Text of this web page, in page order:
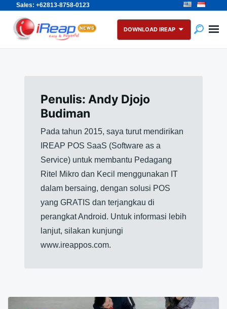
Sales: +62813-8758-0123
Skip
content
Search
for:
DOWNLOAD IREAP
Penulis: Andy Djojo
Budiman
Pada tahun 2015, saya turut mendirikan
IREAP POS SaaS (Software as a
Service) untuk membantu Pedagang
Ritel Mikro dan Kecil menggunakan IT
dalam bersaing, dengan solusi POS
yang GRATIS dan terjangkau di
perangkat Android. Untuk informasi lebih
lanjut, silakan kunjungi
www.ireappos.com.